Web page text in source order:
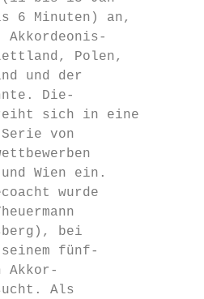
6 Minuten) an,
Polen,
und der
Die-
sich in eine
von
Wien ein.
wurde
bei
fünf-
Akkor-
Als